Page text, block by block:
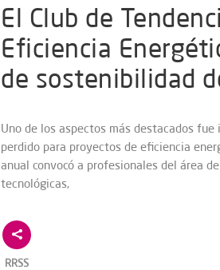
El Club de
Eficiencia
de sostenibilidad
Uno de los aspectos más destacados
perdido para proyectos de eficiencia
anual convocó a profesionales del área
tecnológicas,
RRSS